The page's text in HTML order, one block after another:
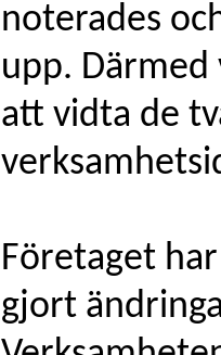
noterades
upp.
att vidta de
Företaget
gjort